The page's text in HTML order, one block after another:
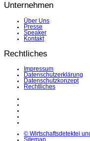
Unternehmen
Über Uns
Presse
Speaker
Kontakt
Rechtliches
Impressum
Datenschutzerklärung
Datenschutzkonzept
Rechtliches
© Wirtschaftsdetektei
Sitemap